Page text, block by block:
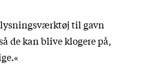
til gavn
de kan blive klogere på,